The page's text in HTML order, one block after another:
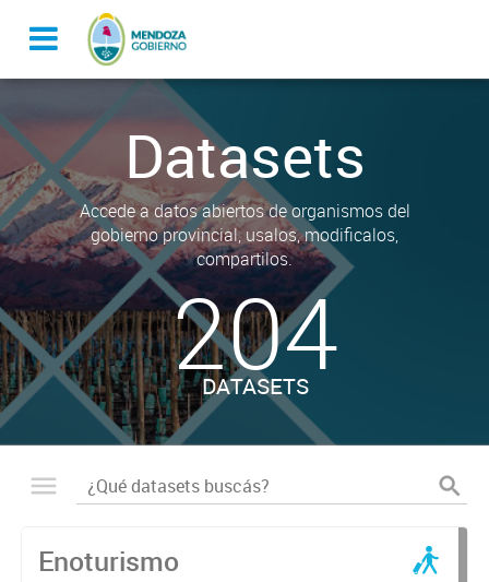
Datasets
Accede a datos abiertos de organismos del
gobierno provincial, usalos, modificalos,
compartilos.
204
DATASETS
Enoturismo